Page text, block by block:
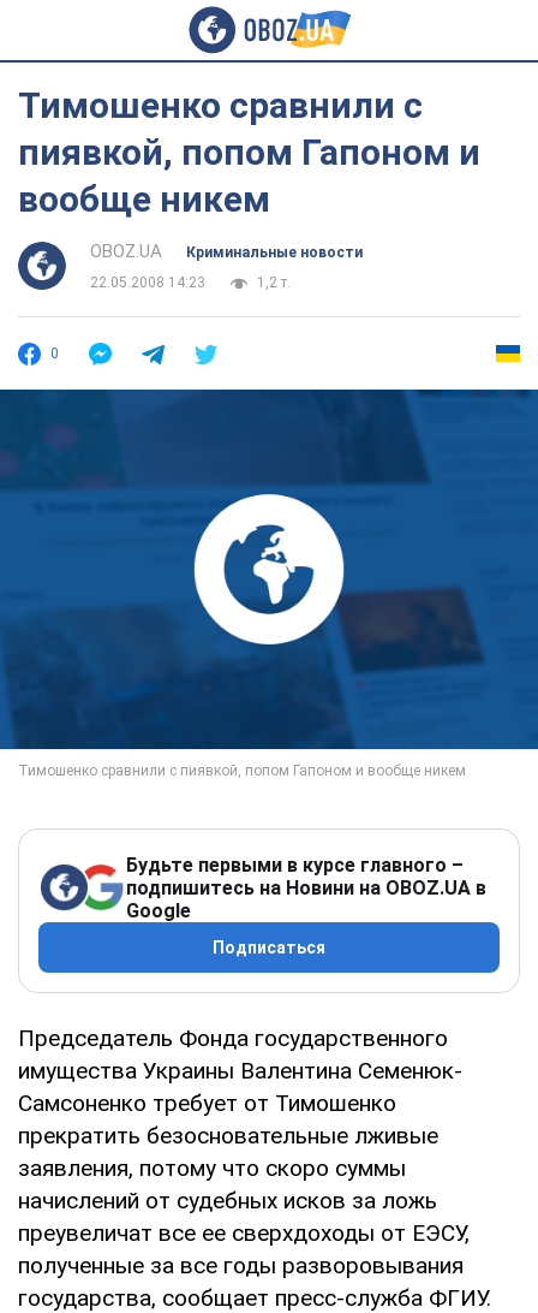
Тимошенко сравнили с
пиявкой, попом Гапоном и
вообще никем
OBOZ.UA
Криминальные новости
22.05.2008 14:23
1,2 т.
0
Будьте первыми в курсе главного –
подпишитесь на Новини на OBOZ.UA в
Google
Подписаться
Председатель Фонда государственного
имущества Украины Валентина Семенюк-
Самсоненко требует от Тимошенко
прекратить безосновательные лживые
заявления, потому что скоро суммы
начислений от судебных исков за ложь
преувеличат все ее сверхдоходы от ЕЭСУ,
полученные за все годы разворовывания
государства, сообщает пресс-служба ФГИУ.